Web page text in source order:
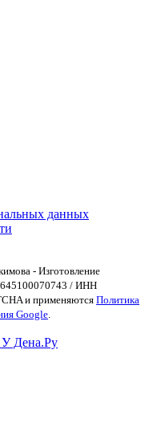
данных
- Изготовление
/ ИНН
и применяются Политика
Google.